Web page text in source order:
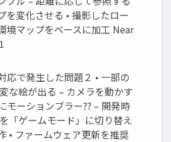
を変化させる • 撮影したロー
境マップをベースに加工 Near
応で発生した問題２ • 一部の
な絵が出る – カメラを動かす
モーションブラー?? – 開発時
「ゲームモード」に切り替え
• ファームウェア更新を推奨